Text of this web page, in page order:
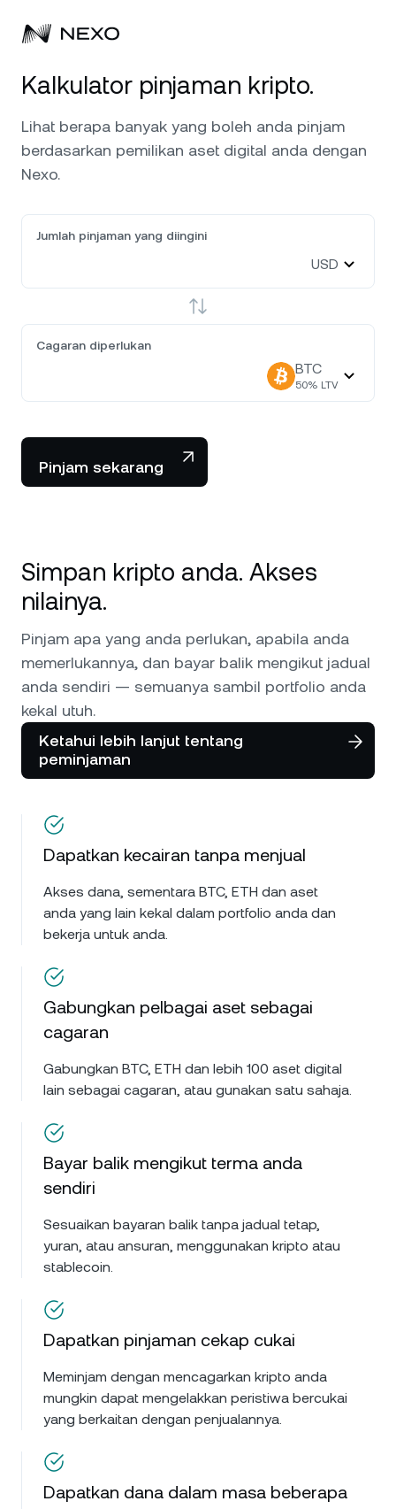
Peribadi
Beli aset
Simpanan Fleksibel
Simpanan Tetap
Credit Line
Niaga Hadapan
Kad Nexo
Program Kesetiaan
Perniagaan
Broker Utama
Gerbang Pembayaran
Pasaran
Pasaran turun -0.53%dalam 24 jam terakhir
Ethereum ETH
NEXO Token NEXO
XRP XRP
Solana SOL
EURC EURC
Semak imbas semua aset
Syarikat
Tentang
Keselamatan
Pusat Bantuan
Penyetempatan
Kalkulator pinjaman kripto.
Lihat berapa banyak yang boleh anda pinjam
berdasarkan pemilikan aset digital anda dengan
Nexo.
Jumlah pinjaman yang diingini
USD
Cagaran diperlukan
BTC
50% LTV
Pinjam sekarang
Simpan kripto anda. Akses
nilainya.
Pinjam apa yang anda perlukan, apabila anda
memerlukannya, dan bayar balik mengikut jadual
anda sendiri — semuanya sambil portfolio anda
kekal utuh.
Ketahui lebih lanjut tentang
peminjaman
Dapatkan kecairan tanpa menjual
Akses dana, sementara BTC, ETH dan aset
anda yang lain kekal dalam portfolio anda dan
bekerja untuk anda.
Gabungkan pelbagai aset sebagai
cagaran
Gabungkan BTC, ETH dan lebih 100 aset digital
lain sebagai cagaran, atau gunakan satu sahaja.
Bayar balik mengikut terma anda
sendiri
Sesuaikan bayaran balik tanpa jadual tetap,
yuran, atau ansuran, menggunakan kripto atau
stablecoin.
Dapatkan pinjaman cekap cukai
Meminjam dengan mencagarkan kripto anda
mungkin dapat mengelakkan peristiwa bercukai
yang berkaitan dengan penjualannya.
Dapatkan dana dalam masa beberapa